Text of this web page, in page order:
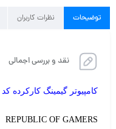
توضیحات نظرات کاربران
نقد و بررسی اجمالی
کامپیوتر گیمینگ کارکرده کد ۹۰۹۰
REPUBLIC OF GAMERS